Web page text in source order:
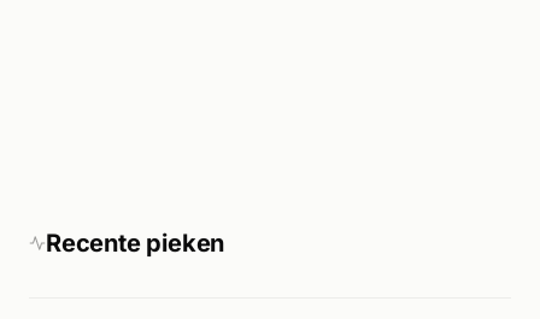
Recente pieken